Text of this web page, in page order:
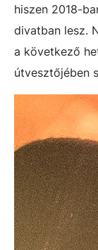
hiszen 2018-
divatban lesz.
a következő
útvesztőjében